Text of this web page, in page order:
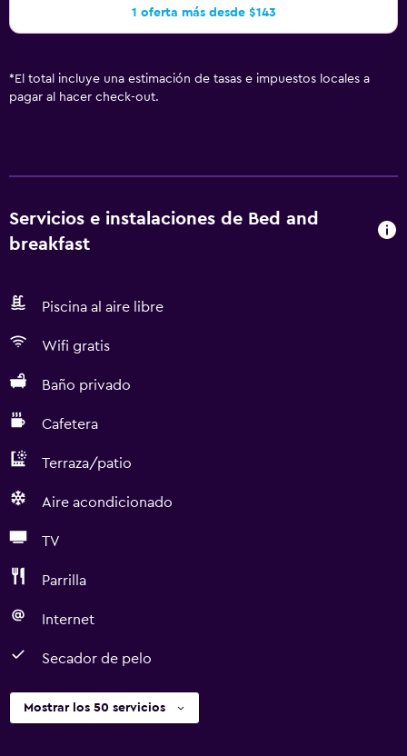
1 oferta más desde $143
* El total incluye una estimación de tasas e impuestos locales a
pagar al hacer check-out.
Servicios e instalaciones de Bed and
breakfast
Piscina al aire libre
Wifi gratis
Baño privado
Cafetera
Terraza/patio
Aire acondicionado
TV
Parrilla
Internet
Secador de pelo
Mostrar los 50 servicios